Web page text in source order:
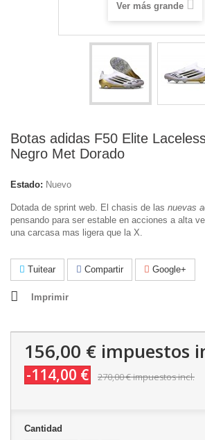
Ver más grande
Botas adidas F50 Elite
Negro Met Dorado
Estado: Nuevo
Dotada de sprint web. El chasis de las nuevas
pensando para ser estable en acciones a alta
una carcasa mas ligera que la X.
Tuitear Compartir Google+
Imprimir
156,00 € impuestos
-114,00 € 270,00 €impuestos incl.
Cantidad